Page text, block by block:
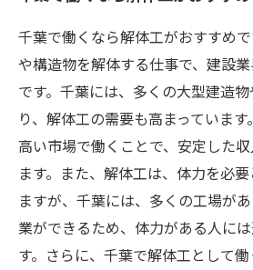
千葉で働くなら解体工がおすすめ
や構造物を解体する仕事で、建設
です。千葉には、多くの大型建造
り、解体工の需要も高まっていま
高い市場で働くことで、安定した
ます。また、解体工は、体力を必
ますが、千葉には、多くの工場が
業ができるため、体力がある人に
す。さらに、千葉で解体工として